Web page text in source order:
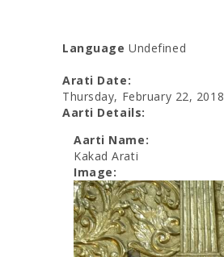
Language Undefined
Arati Date:
Thursday, February 22, 2018
Aarti Details:
Aarti Name:
Kakad Arati
Image: